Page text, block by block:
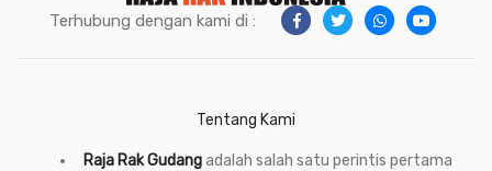
Terhubung dengan kami di :
Tentang Kami
Raja Rak Gudangadalah salah satu perintis pertama